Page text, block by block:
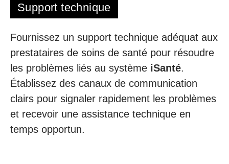
Support technique
Fournissez un support technique adéquat aux
prestataires de soins de santé pour résoudre
les problèmes liés au système iSanté.
Établissez des canaux de communication
clairs pour signaler rapidement les problèmes
et recevoir une assistance technique en
temps opportun.